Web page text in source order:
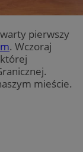
pierwszy
. Wczoraj
mieście.